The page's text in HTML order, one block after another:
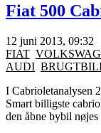
Fiat 500
12 juni 2013, 09:32
FIAT
AUDI
I Cabrioletanalysen
Smart billigste
den åbne bybil